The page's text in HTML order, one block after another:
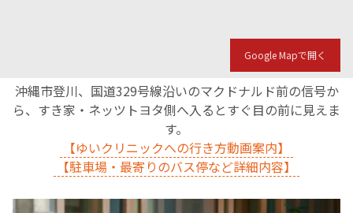
Google Mapで開く
沖縄市登川、国道329号線沿いのマクドナルド前の信号か
ら、すき家・ネッツトヨタ側へ入るとすぐ目の前に見えま
す。
【ゆいクリニックへの行き方動画案内】
【駐車場・最寄りのバス停など詳細内容】